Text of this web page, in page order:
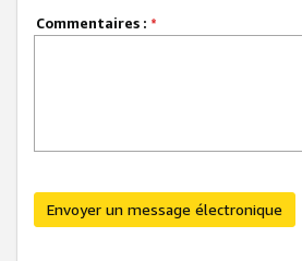
Commentaires : *
Envoyer un message électronique